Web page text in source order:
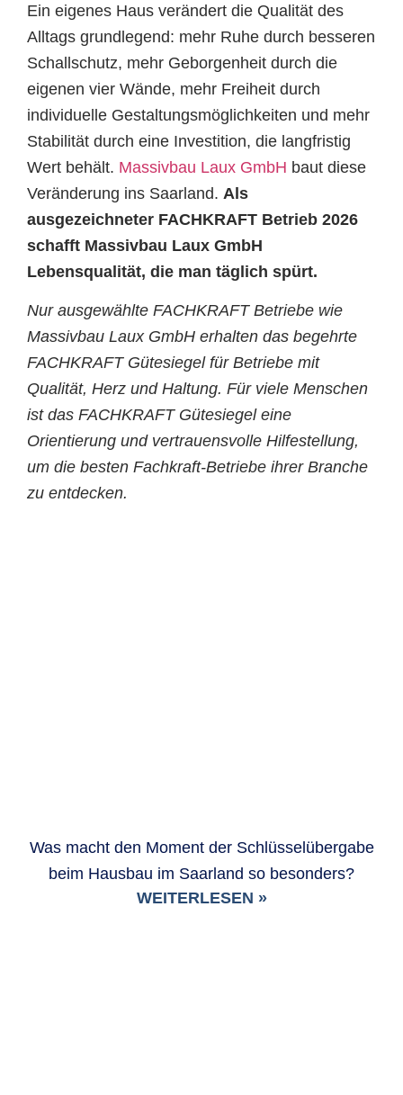
Ein eigenes Haus verändert die Qualität des
Alltags grundlegend: mehr Ruhe durch besseren
Schallschutz, mehr Geborgenheit durch die
eigenen vier Wände, mehr Freiheit durch
individuelle Gestaltungsmöglichkeiten und mehr
Stabilität durch eine Investition, die langfristig
Wert behält. Massivbau Laux GmbH baut diese
Veränderung ins Saarland. Als
ausgezeichneter FACHKRAFT Betrieb 2026
schafft Massivbau Laux GmbH
Lebensqualität, die man täglich spürt.
Nur ausgewählte FACHKRAFT Betriebe wie
Massivbau Laux GmbH erhalten das begehrte
FACHKRAFT Gütesiegel für Betriebe mit
Qualität, Herz und Haltung. Für viele Menschen
ist das FACHKRAFT Gütesiegel eine
Orientierung und vertrauensvolle Hilfestellung,
um die besten Fachkraft-Betriebe ihrer Branche
zu entdecken.
Was macht den Moment der Schlüsselübergabe
beim Hausbau im Saarland so besonders?
WEITERLESEN »